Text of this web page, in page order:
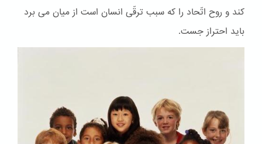
کند و روح اتّحاد را که سبب ترقّی انسان است از میان می برد
باید احتراز جست.